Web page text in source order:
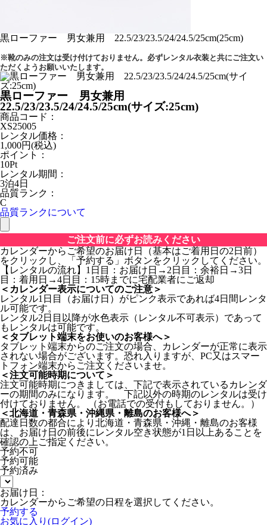
黒ローファー 男女兼用 22.5/23/23.5/24/24.5/25cm(25cm)
※靴のみの注文は受け付けておりません。必ずレンタル衣装と共にご注文い
ただくようお願いいたします。
黒ローファー 男女兼用
22.5/23/23.5/24/24.5/25cm(サイズ:25cm)
商品コード：
XS25005
レンタル価格：
1,000円(税込)
ポイント：
10Pt
レンタル期間：
3泊4日
品質ランク：
C
品質ランクについて
ご注文前に必ずお読みください
カレンダーからご希望のお届け日（基本はご着用日の2日前）
をクリックし、「予約する」ボタンをクリックしてください。
【レンタルの流れ】1日目：お届け日→2日目：余裕日→3日
目：着用日→4日目：15時までに宅配業者にご返却
＜カレンダー表示についてのご注意＞
レンタル1日目（お届け日）がピンク表示であれば4日間レンタ
ル可能です。
レンタル2日目以降が水色表示（レンタル不可表示）であって
もレンタルは可能です。
＜タブレット端末をお使いのお客様へ＞
タブレット端末からのご注文の場合、カレンダーが正常に表示
されない場合がございます。恐れ入りますが、PC又はスマー
トフォン端末からご注文くださいませ。
＜注文可能時期について＞
注文可能時期につきましては、下記で表示されているカレンダ
ーの期間のみになります。 下記以外の時期のレンタルは受け
付けておりません。 （お電話での受付もしておりません。）
＜北海道・青森県・沖縄県・離島のお客様へ＞
配達日数の都合により北海道・青森県・沖縄・離島のお客様
は、お届け日の前後にレンタル空き状態が1日以上あることを
確認の上ご指定ください。
予約不可
予約可能
予約済み
お届け日：
カレンダーからご希望の日程を選択してください。
予約する
お気に入り(ログイン)